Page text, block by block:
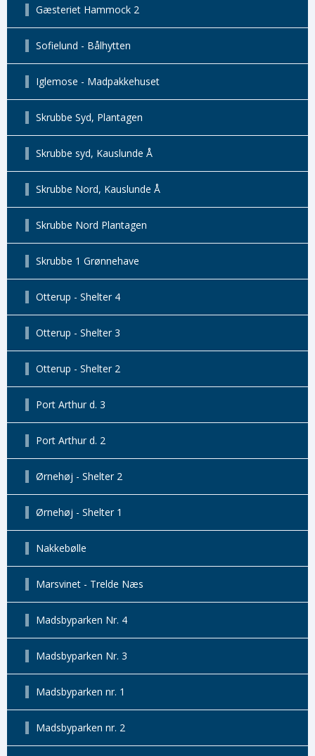
Gæsteriet Hammock 2
Sofielund - Bålhytten
Iglemose - Madpakkehuset
Skrubbe Syd, Plantagen
Skrubbe syd, Kauslunde Å
Skrubbe Nord, Kauslunde Å
Skrubbe Nord Plantagen
Skrubbe 1 Grønnehave
Otterup - Shelter 4
Otterup - Shelter 3
Otterup - Shelter 2
Port Arthur d. 3
Port Arthur d. 2
Ørnehøj - Shelter 2
Ørnehøj - Shelter 1
Nakkebølle
Marsvinet - Trelde Næs
Madsbyparken Nr. 4
Madsbyparken Nr. 3
Madsbyparken nr. 1
Madsbyparken nr. 2